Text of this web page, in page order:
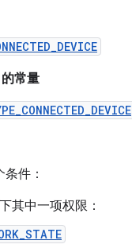
的常量
件：
其中一项权限：